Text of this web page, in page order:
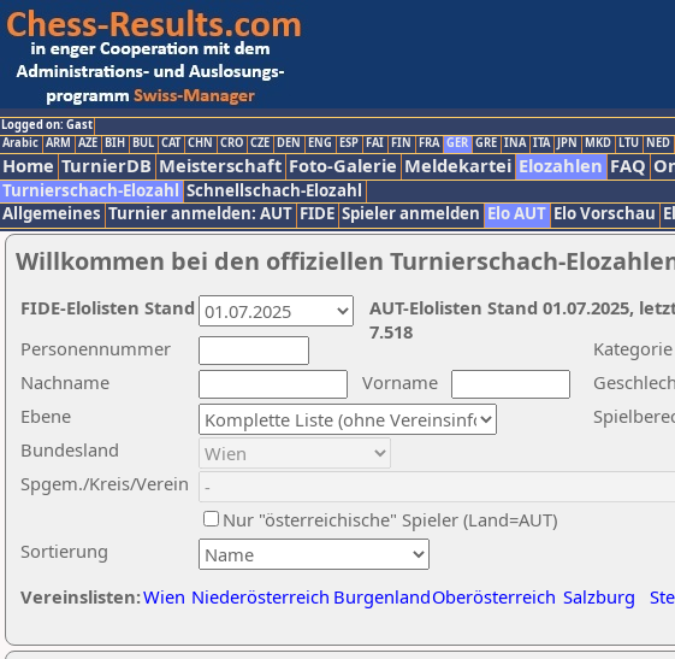
Logged on: Gast
Arabic ARM AZE BIH BUL CAT CHN CRO CZE DEN ENG ESP FAI FIN FRA GER GRE INA ITA JPN MKD LTU NED
Home TurnierDB Meisterschaft Foto-Galerie Meldekartei Elozahlen FAQ
Turnierschach-Elozahl Schnellschach-Elozahl
Allgemeines Turnier anmelden: AUT FIDE Spieler anmelden Elo AUT Elo Vorschau
Willkommen bei den offiziellen Turnierschach-
Nachname
Vorname
Ebene
Kategorie
Sortierung
Personennummer
Bundesland
Spgem./Kreis/Verein
Nur "österreichische" Spieler (Land=AUT)
Vereinslisten:Wien Niederösterreich BurgenlandOberösterreich Salzburg
AUT-Elolisten Stand 01.07.2025,
7.518
FIDE-Elolisten Stand